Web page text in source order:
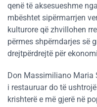
qenë të aksesueshme
mbështet sipërmarrjen
kulturore që zhvillohen
përmes shpërndarjes së
drejtpërdrejtë për
Don Massimiliano Maria
i restauruar do të
krishterë e më gjerë në